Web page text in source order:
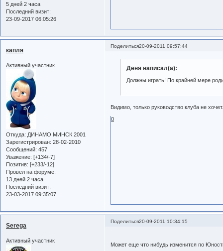
5 дней 2 часа
Последний визит:
23-09-2017 06:05:26
Поделиться20-09-2011 09:57:44
капля
Активный участник
Откуда: ДИНАМО МИНСК 2001
Зарегистрирован: 28-02-2010
Сообщений: 457
Уважение: [+134/-7]
Позитив: [+233/-12]
Провел на форуме:
13 дней 2 часа
Последний визит:
23-03-2017 09:35:07
Деня написал(а):
Должны играть! По крайней мере
Видимо, только руководство клуба не
0
Поделиться20-09-2011 10:34:15
Serega
Активный участник
Может еще что нибудь изменится по